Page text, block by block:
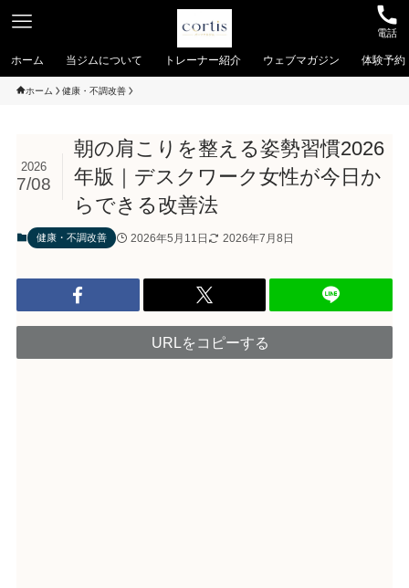
電話
ホーム 当ジムについて トレーナー紹介 ウェブマガジン 体験予約
ホーム 健康・不調改善
朝の肩こりを整える姿勢習慣2026
年版｜デスクワーク女性が今日か
らできる改善法
2026
7/08
健康・不調改善 2026年5月11日 2026年7月8日
URLをコピーする